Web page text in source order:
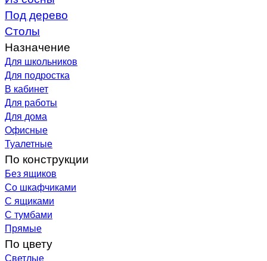
Под дерево
Столы
Назначение
Для школьников
Для подростка
В кабинет
Для работы
Для дома
Офисные
Туалетные
По конструкции
Без ящиков
Со шкафчиками
С ящиками
С тумбами
Прямые
По цвету
Светлые